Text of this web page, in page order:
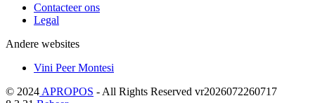
Contacteer ons
Legal
Andere websites
Vini Peer Montesi
© 2024 APROPOS - All Rights Reserved vr2026072260717